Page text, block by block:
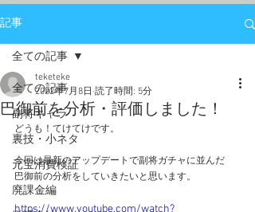
記事
全ての記事
副将キャラ
裏技・小ネタ
元宝消費検証
廃課金編
全ての記事
巴御前を分析・評価しました！
teketeke
2022年7月8日 読了時間: 5分
どうも！てけてけです。
今回は最新のアップデートで副将ガチャに並んだ
巴御前の分析をしていきたいと思います。
https://www.youtube.com/watch?